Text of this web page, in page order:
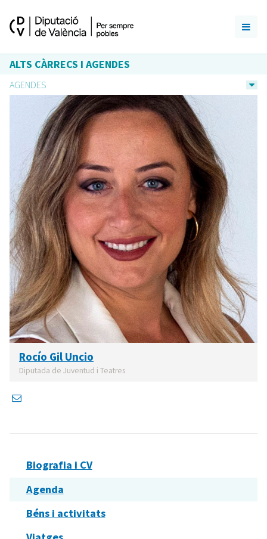
ALTS CÀRRECS I AGENDES
AGENDES
Rocío Gil Uncio
Diputada de Juventud i Teatres
Biografia i CV
Agenda
Béns i activitats